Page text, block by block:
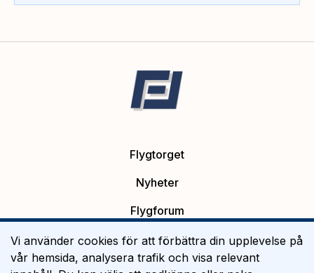
Flygtorget
Nyheter
Flygforum
Platsannonser
Flygutbildning
Vi använder cookies för att förbättra din upplevelse på
vår hemsida, analysera trafik och visa relevant